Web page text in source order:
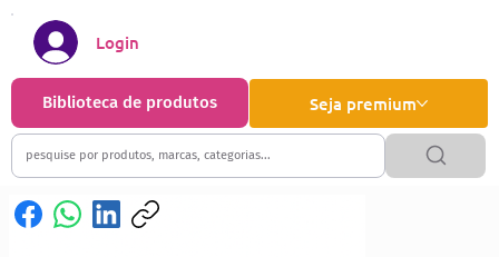
Seja premium
Biblioteca de produtos
Login